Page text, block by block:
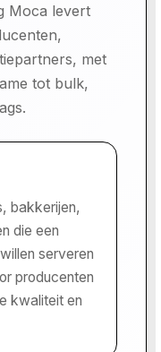
Moca levert
met
tot bulk,
bakkerijen,
die een
serveren
producenten
kwaliteit en